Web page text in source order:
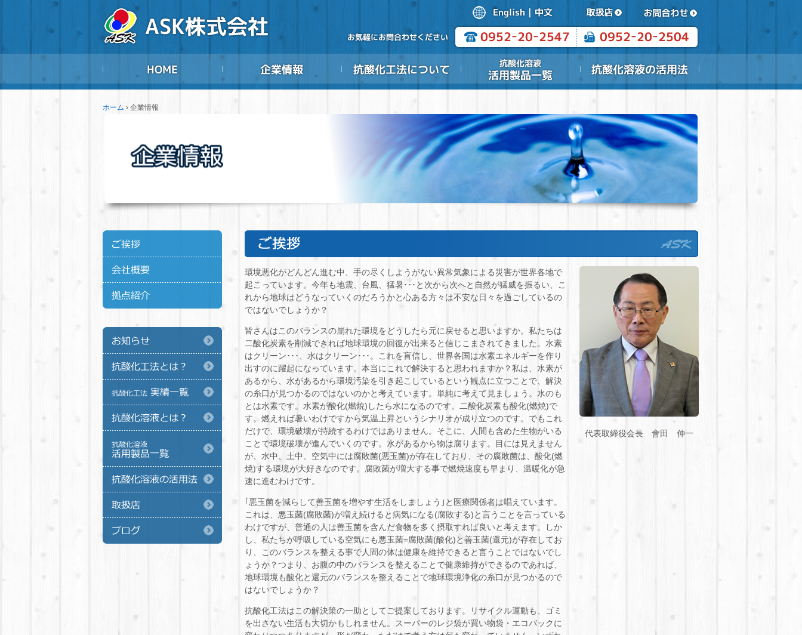
ホーム › 企業情報
環境悪化がどんどん進む中、手の尽くしようがない異常気象による災害が世界各地で
起こっています。今年も地震、台風、猛暑･･･と次から次へと自然が猛威を振るい、こ
れから地球はどうなっていくのだろうかと心ある方々は不安な日々を過ごしているの
ではないでしょうか？
皆さんはこのバランスの崩れた環境をどうしたら元に戻せると思いますか。私たちは
二酸化炭素を削減できれば地球環境の回復が出来ると信じこまされてきました。水素
はクリーン･･･、水はクリーン･･･。これを盲信し、世界各国は水素エネルギーを作り
出すのに躍起になっています。本当にこれで解決すると思われますか？私は、水素が
あるから、水があるから環境汚染を引き起こしているという観点に立つことで、解決
の糸口が見つかるのではないのかと考えています。単純に考えて見ましょう。水のも
とは水素です。水素が酸化(燃焼)したら水になるのです。二酸化炭素も酸化(燃焼)で
す。燃えれば暑いわけですから気温上昇というシナリオが成り立つのです。でもこれ
だけで、環境破壊が持続するわけではありません。そこに、人間も含めた生物がいる
ことで環境破壊が進んでいくのです。水があるから物は腐ります。目には見えません
が、水中、土中、空気中には腐敗菌(悪玉菌)が存在しており、その腐敗菌は、酸化(燃
焼)する環境が大好きなのです。腐敗菌が増大する事で燃焼速度も早まり、温暖化が急
速に進むわけです。
｢悪玉菌を減らして善玉菌を増やす生活をしましょう｣と医療関係者は唱えています。
これは、悪玉菌(腐敗菌)が増え続けると病気になる(腐敗する)と言うことを言っている
わけですが、普通の人は善玉菌を含んだ食物を多く摂取すれば良いと考えます。しか
し、私たちが呼吸している空気にも悪玉菌=腐敗菌(酸化)と善玉菌(還元)が存在してお
り、このバランスを整える事で人間の体は健康を維持できると言うことではないでし
ょうか？つまり、お腹の中のバランスを整えることで健康維持ができるのであれば、
地球環境も酸化と還元のバランスを整えることで地球環境浄化の糸口が見つかるので
はないでしょうか？
抗酸化工法はこの解決策の一助としてご提案しております。リサイクル運動も、ゴミ
を出さない生活も大切かもしれません。スーパーのレジ袋が買い物袋・エコバックに
代表取締役会長 會田 伸一